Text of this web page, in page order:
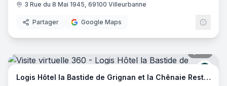
3 Rue du 8 Mai 1945, 69100 Villeurbanne
Partager Google Maps
Logis Hôtel la Bastide de Grignan et la Chênaie Restaurant